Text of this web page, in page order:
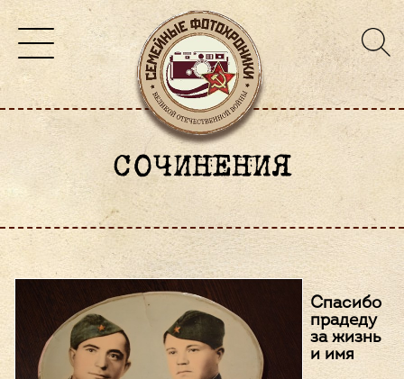
СОЧИНЕНИЯ
Спасибо
прадеду
за жизнь
и имя